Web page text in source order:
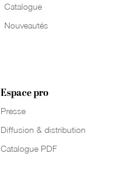
Catalogue
Nouveautés
Espace pro
Presse
Diffusion & distribution
Catalogue PDF